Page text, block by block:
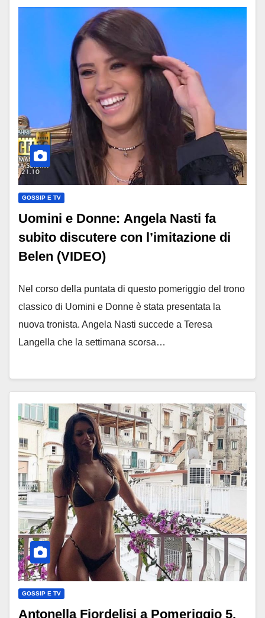
GOSSIP E TV
Uomini e Donne: Angela Nasti fa
subito discutere con l’imitazione di
Belen (VIDEO)
Nel corso della puntata di questo pomeriggio del trono
classico di Uomini e Donne è stata presentata la
nuova tronista. Angela Nasti succede a Teresa
Langella che la settimana scorsa…
GOSSIP E TV
Antonella Fiordelisi a Pomeriggio 5,